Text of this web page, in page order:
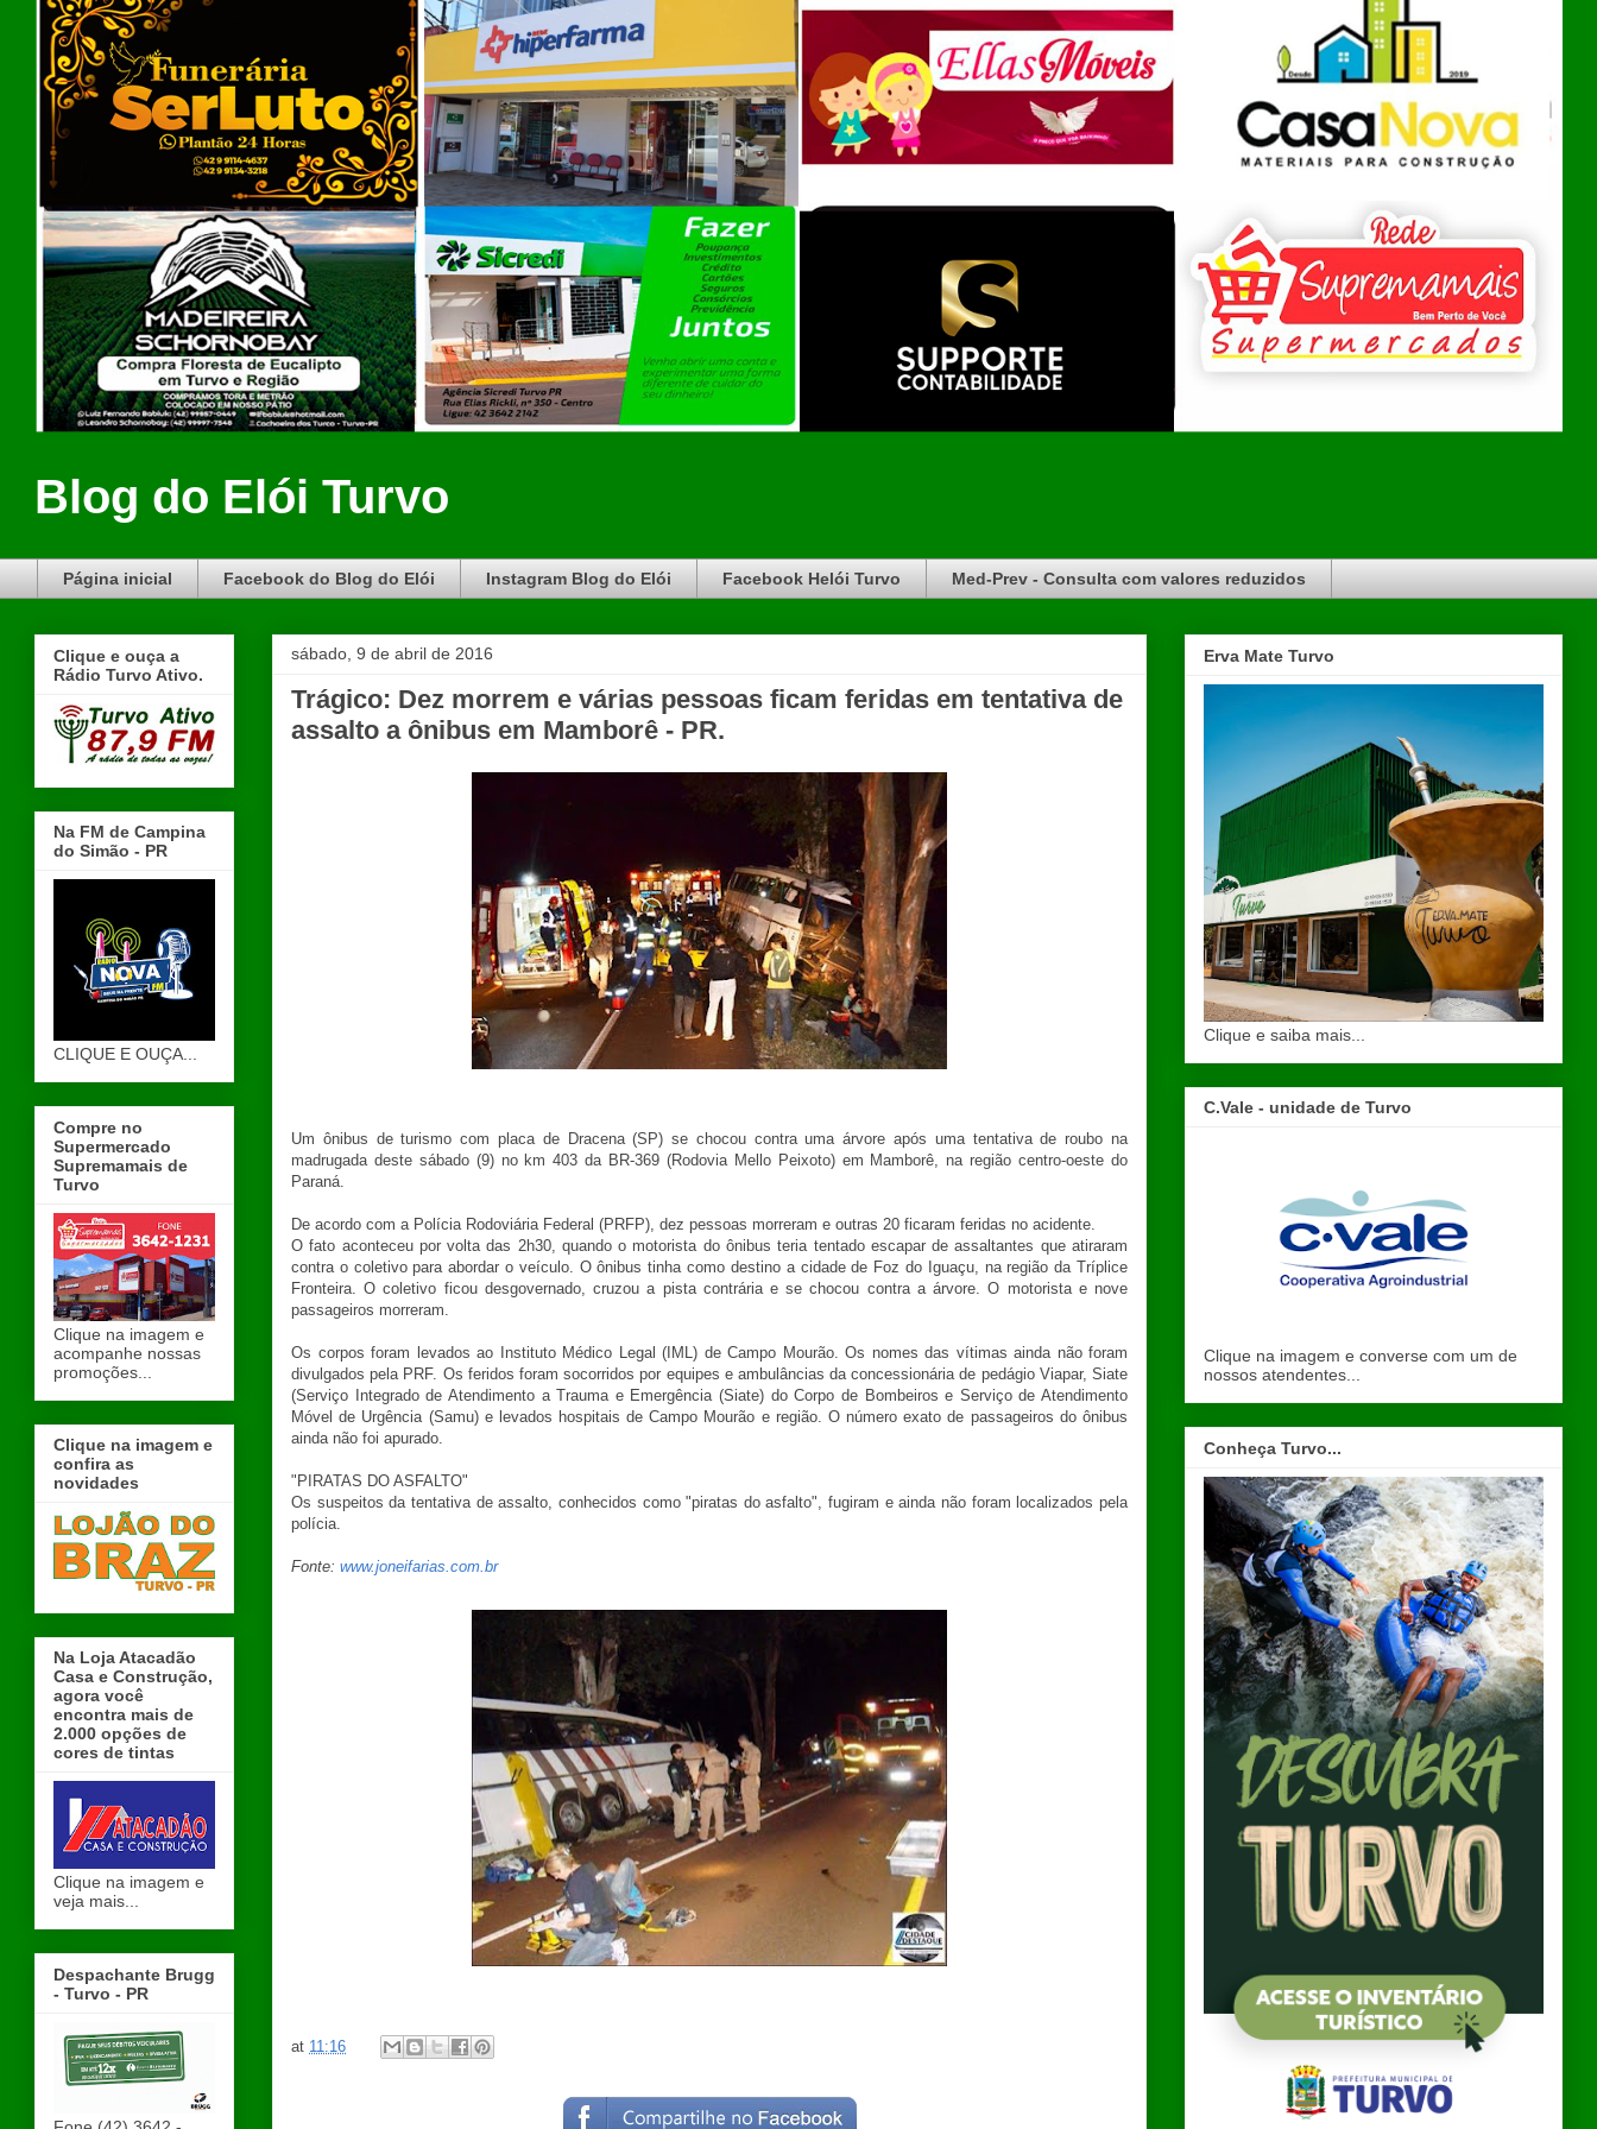
Blog do Elói Turvo
Página inicial Facebook do Blog do Elói Instagram Blog do Elói Facebook Helói Turvo Med-Prev - Consulta com valores reduzidos
sábado, 9 de abril de 2016
Trágico: Dez morrem e várias pessoas ficam feridas em tentativa de
assalto a ônibus em Mamborê - PR.
Um ônibus de turismo com placa de Dracena (SP) se chocou contra uma árvore após uma tentativa de roubo na
madrugada deste sábado (9) no km 403 da BR-369 (Rodovia Mello Peixoto) em Mamborê, na região centro-oeste do
Paraná.
De acordo com a Polícia Rodoviária Federal (PRFP), dez pessoas morreram e outras 20 ficaram feridas no acidente.
O fato aconteceu por volta das 2h30, quando o motorista do ônibus teria tentado escapar de assaltantes que atiraram
contra o coletivo para abordar o veículo. O ônibus tinha como destino a cidade de Foz do Iguaçu, na região da Tríplice
Fronteira. O coletivo ficou desgovernado, cruzou a pista contrária e se chocou contra a árvore. O motorista e nove
passageiros morreram.
Os corpos foram levados ao Instituto Médico Legal (IML) de Campo Mourão. Os nomes das vítimas ainda não foram
divulgados pela PRF. Os feridos foram socorridos por equipes e ambulâncias da concessionária de pedágio Viapar, Siate
(Serviço Integrado de Atendimento a Trauma e Emergência (Siate) do Corpo de Bombeiros e Serviço de Atendimento
Móvel de Urgência (Samu) e levados hospitais de Campo Mourão e região. O número exato de passageiros do ônibus
ainda não foi apurado.
"PIRATAS DO ASFALTO"
Os suspeitos da tentativa de assalto, conhecidos como "piratas do asfalto", fugiram e ainda não foram localizados pela
polícia.
Fonte: www.joneifarias.com.br
at 11:16
Clique e ouça a
Rádio Turvo Ativo.
Na FM de Campina
do Simão - PR
CLIQUE E OUÇA...
Compre no
Supermercado
Supremamais de
Turvo
Clique na imagem e
acompanhe nossas
promoções...
Clique na imagem e
confira as
novidades
Na Loja Atacadão
Casa e Construção,
agora você
encontra mais de
2.000 opções de
cores de tintas
Clique na imagem e
veja mais...
Despachante Brugg
- Turvo - PR
Erva Mate Turvo
Clique e saiba mais...
C.Vale - unidade de Turvo
Clique na imagem e converse com um de
nossos atendentes...
Conheça Turvo...